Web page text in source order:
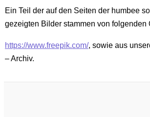
Ein Teil der auf den Seiten der humbee
gezeigten Bilder stammen von folgenden
https://www.freepik.com/, sowie aus
– Archiv.